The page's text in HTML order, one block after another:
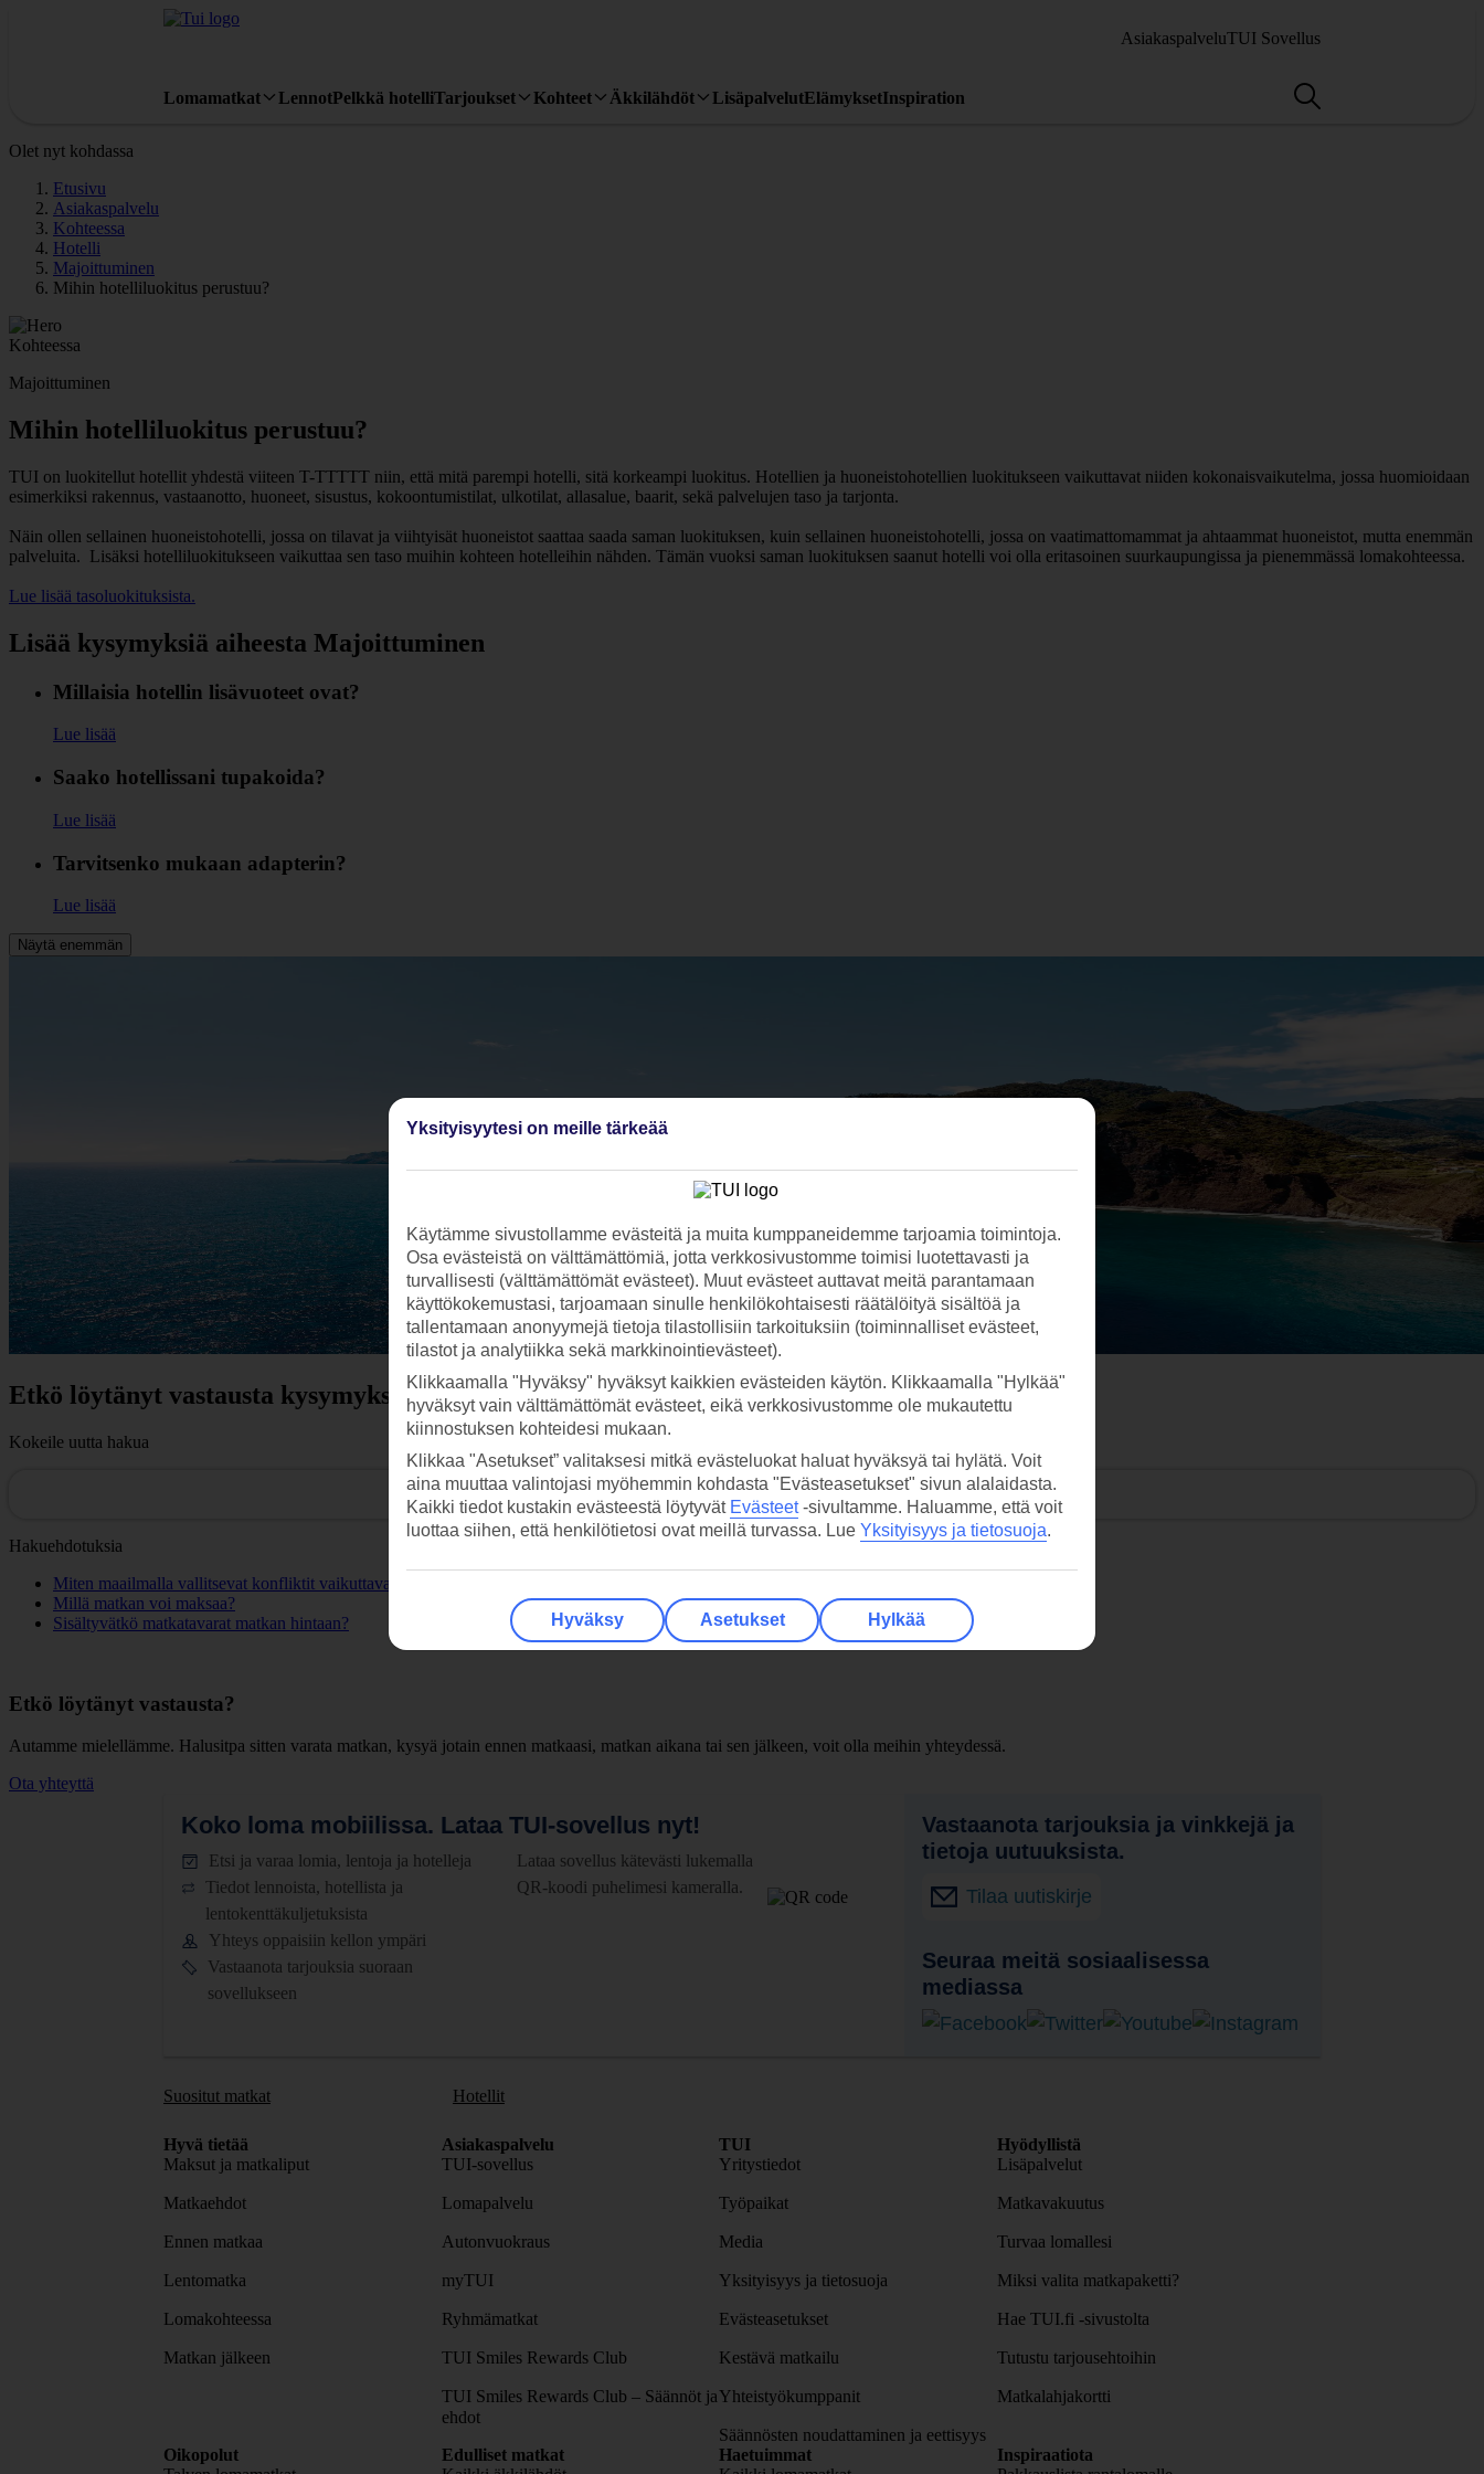
AsiakaspalveluTUI Sovellus
Lomamatkat LennotPelkkä hotelliTarjoukset Kohteet Äkkilähdöt LisäpalvelutElämyksetInspiration
Olet nyt kohdassa
Etusivu
Asiakaspalvelu
Kohteessa
Hotelli
Majoittuminen
Mihin hotelliluokitus perustuu?
Kohteessa
Majoittuminen
Mihin hotelliluokitus perustuu?
TUI on luokitellut hotellit yhdestä viiteen T-TTTTT niin, että mitä parempi hotelli, sitä korkeampi luokitus. Hotellien ja huoneistohotellien luokitukseen vaikuttavat niiden kokonaisvaikutelma, jossa huomioidaan
esimerkiksi rakennus, vastaanotto, huoneet, sisustus, kokoontumistilat, ulkotilat, allasalue, baarit, sekä palvelujen taso ja tarjonta.
Näin ollen sellainen huoneistohotelli, jossa on tilavat ja viihtyisät huoneistot saattaa saada saman luokituksen, kuin sellainen huoneistohotelli, jossa on vaatimattomammat ja ahtaammat huoneistot, mutta enemmän
palveluita. Lisäksi hotelliluokitukseen vaikuttaa sen taso muihin kohteen hotelleihin nähden. Tämän vuoksi saman luokituksen saanut hotelli voi olla eritasoinen suurkaupungissa ja pienemmässä lomakohteessa.
Lue lisää tasoluokituksista.
Lisää kysymyksiä aiheesta Majoittuminen
Millaisia hotellin lisävuoteet ovat?
Lue lisää
Saako hotellissani tupakoida?
Lue lisää
Tarvitsenko mukaan adapterin?
Lue lisää
Näytä enemmän
Etkö löytänyt vastausta kysymykseesi?
Kokeile uutta hakua
Hakuehdotuksia
Miten maailmalla vallitsevat konfliktit vaikuttavat matkaani?
Millä matkan voi maksaa?
Sisältyvätkö matkatavarat matkan hintaan?
Etkö löytänyt vastausta?
Autamme mielellämme. Halusitpa sitten varata matkan, kysyä jotain ennen matkaasi, matkan aikana tai sen jälkeen, voit olla meihin yhteydessä.
Ota yhteyttä
Koko loma mobiilissa. Lataa TUI-sovellus nyt!
Etsi ja varaa lomia, lentoja ja hotelleja
Tiedot lennoista, hotellista ja
lentokenttäkuljetuksista
Yhteys oppaisiin kellon ympäri
Vastaanota tarjouksia suoraan
sovellukseen
Lataa sovellus kätevästi lukemalla
QR-koodi puhelimesi kameralla.
Vastaanota tarjouksia ja vinkkejä ja
tietoja uutuuksista.
Tilaa uutiskirje
Seuraa meitä sosiaalisessa
mediassa
Suositut matkat Hotellit
Hyvä tietää
Maksut ja matkaliput
Matkaehdot
Ennen matkaa
Lentomatka
Lomakohteessa
Matkan jälkeen
Asiakaspalvelu
TUI-sovellus
Lomapalvelu
Autonvuokraus
myTUI
Ryhmämatkat
TUI Smiles Rewards Club
TUI Smiles Rewards Club – Säännöt ja
ehdot
TUI
Yritystiedot
Työpaikat
Media
Yksityisyys ja tietosuoja
Evästeasetukset
Kestävä matkailu
Yhteistyökumppanit
Säännösten noudattaminen ja eettisyys
Hyödyllistä
Lisäpalvelut
Matkavakuutus
Turvaa lomallesi
Miksi valita matkapaketti?
Hae TUI.fi -sivustolta
Tutustu tarjousehtoihin
Matkalahjakortti
Oikopolut
Edulliset matkat
Haetuimmat
Inspiraatiota
Yksityisyytesi on meille tärkeää
Käytämme sivustollamme evästeitä ja muita kumppaneidemme tarjoamia toimintoja.
Osa evästeistä on välttämättömiä, jotta verkkosivustomme toimisi luotettavasti ja
turvallisesti (välttämättömät evästeet). Muut evästeet auttavat meitä parantamaan
käyttökokemustasi, tarjoamaan sinulle henkilökohtaisesti räätälöityä sisältöä ja
tallentamaan anonyymejä tietoja tilastollisiin tarkoituksiin (toiminnalliset evästeet,
tilastot ja analytiikka sekä markkinointievästeet).
Klikkaamalla "Hyväksy" hyväksyt kaikkien evästeiden käytön. Klikkaamalla "Hylkää"
hyväksyt vain välttämättömät evästeet, eikä verkkosivustomme ole mukautettu
kiinnostuksen kohteidesi mukaan.
Klikkaa "Asetukset” valitaksesi mitkä evästeluokat haluat hyväksyä tai hylätä. Voit
aina muuttaa valintojasi myöhemmin kohdasta "Evästeasetukset" sivun alalaidasta.
Kaikki tiedot kustakin evästeestä löytyvät Evästeet-sivultamme. Haluamme, että voit
luottaa siihen, että henkilötietosi ovat meillä turvassa. Lue Yksityisyys ja tietosuoja.
Hyväksy Asetukset Hylkää